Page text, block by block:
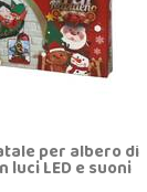
per albero di
luci LED e suoni